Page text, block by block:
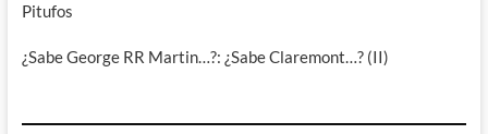
Pitufos
¿Sabe George RR Martin…?: ¿Sabe Claremont…? (II)